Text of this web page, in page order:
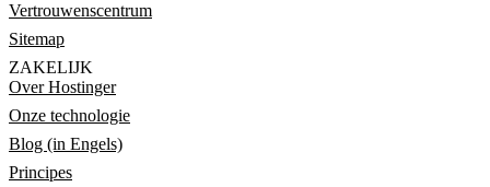
Vertrouwenscentrum
Sitemap
ZAKELIJK
Over Hostinger
Onze technologie
Blog (in Engels)
Principes